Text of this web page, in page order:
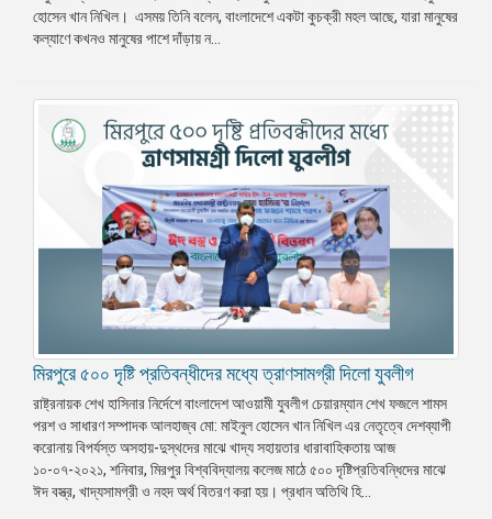
প্রেস
রিলিজ
গ্যালারি
হোসেন খান নিখিল। এসময় তিনি বলেন, বাংলাদেশে একটা কুচক্রী মহল আছে, যারা মানুষের
কল্যাণে কখনও মানুষের পাশে দাঁড়ায় ন...
মিরপুরে ৫০০ দৃষ্টি প্রতিবন্ধীদের মধ্যে ত্রাণসামগ্রী দিলো যুবলীগ
রাষ্ট্রনায়ক শেখ হাসিনার নির্দেশে বাংলাদেশ আওয়ামী যুবলীগ চেয়ারম্যান শেখ ফজলে শামস
পরশ ও সাধারণ সম্পাদক আলহাজ্ব মো: মাইনুল হোসেন খান নিখিল এর নেতৃত্বে দেশব্যাপী
করোনায় বিপর্যস্ত অসহায়-দুস্থদের মাঝে খাদ্য সহায়তার ধারাবাহিকতায় আজ
১০-০৭-২০২১, শনিবার, মিরপুর বিশ্ববিদ্যালয় কলেজ মাঠে ৫০০ দৃষ্টিপ্রতিবন্ধিদের মাঝে
ঈদ বস্ত্র, খাদ্যসামগ্রী ও নহদ অর্থ বিতরণ করা হয়। প্রধান অতিথি হি...